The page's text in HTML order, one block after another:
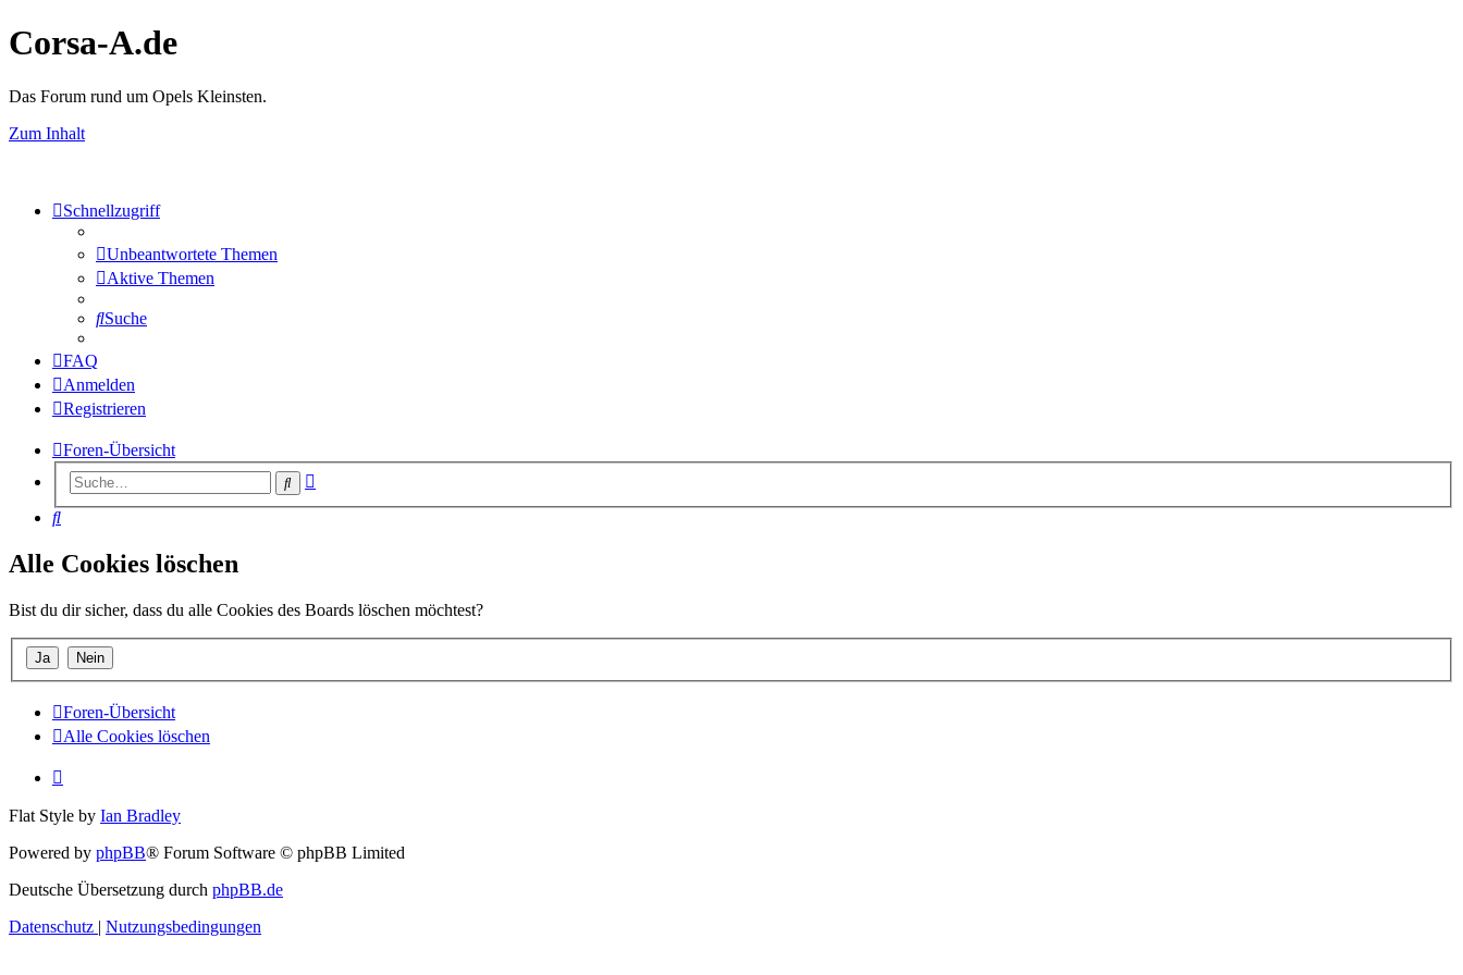
Corsa-A.de
Das Forum rund um Opels Kleinsten.
Zum Inhalt
Schnellzugriff
Unbeantwortete Themen
Aktive Themen
Suche
FAQ
Anmelden
Registrieren
Foren-Übersicht
Suche
Suche
Alle Cookies löschen
Bist du dir sicher, dass du alle Cookies des Boards löschen möchtest?
Foren-Übersicht
Alle Cookies löschen
Flat Style by Ian Bradley
Powered by phpBB® Forum Software © phpBB Limited
Deutsche Übersetzung durch phpBB.de
Datenschutz | Nutzungsbedingungen